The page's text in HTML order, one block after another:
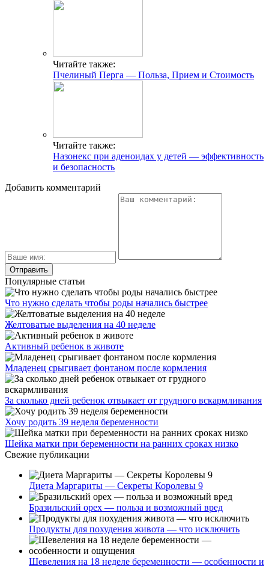
Читайте также:
Пчелиный Перга — Польза, Прием и Стоимость
Читайте также:
Назонекс при аденоидах у детей — эффективность
и безопасность
Добавить комментарий
Популярные статьи
Что нужно сделать чтобы роды начались быстрее
Желтоватые выделения на 40 неделе
Активный ребенок в животе
Младенец срыгивает фонтаном после кормления
За сколько дней ребенок отвыкает от грудного вскармливания
Хочу родить 39 неделя беременности
Шейка матки при беременности на ранних сроках низко
Свежие публикации
Диета Маргариты — Секреты Королевы 9
Бразильский орех — польза и возможный вред
Продукты для похудения живота — что исключить
Шевеления на 18 неделе беременности — особенности и